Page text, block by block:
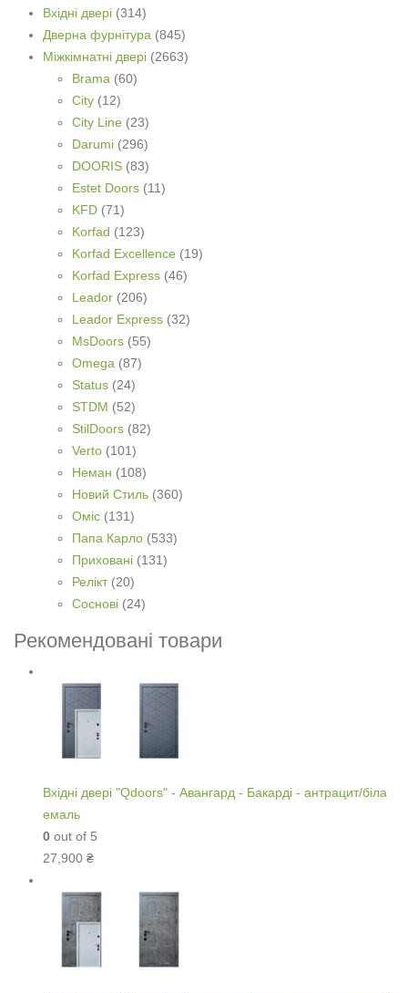
Вхідні двері (314)
Дверна фурнітура (845)
Міжкімнатні двері (2663)
Brama (60)
City (12)
City Line (23)
Darumi (296)
DOORIS (83)
Estet Doors (11)
KFD (71)
Korfad (123)
Korfad Excellence (19)
Korfad Express (46)
Leador (206)
Leador Express (32)
MsDoors (55)
Omega (87)
Status (24)
STDM (52)
StilDoors (82)
Verto (101)
Неман (108)
Новий Стиль (360)
Оміс (131)
Папа Карло (533)
Приховані (131)
Релікт (20)
Соснові (24)
Рекомендовані товари
Вхідні двері "Qdoors" - Авангард - Бакарді - антрацит/біла
емаль
0 out of 5
27,900 ₴